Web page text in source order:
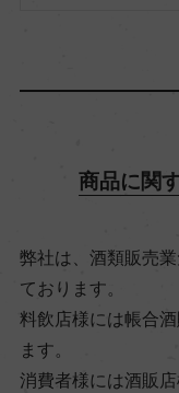
6℃
ビオ情報・認証機関
ー
商品に関
弊社は、酒類販売
ております。
料飲店様には帳合
ます。
消費者様には酒販